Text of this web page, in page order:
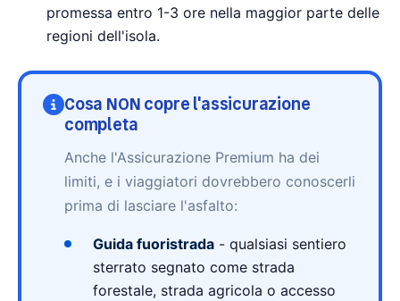
promessa entro 1-3 ore nella maggior parte delle
regioni dell'isola.
Cosa NON copre l'assicurazione
completa
Anche l'Assicurazione Premium ha dei
limiti, e i viaggiatori dovrebbero conoscerli
prima di lasciare l'asfalto:
Guida fuoristrada - qualsiasi sentiero
sterrato segnato come strada
forestale, strada agricola o accesso